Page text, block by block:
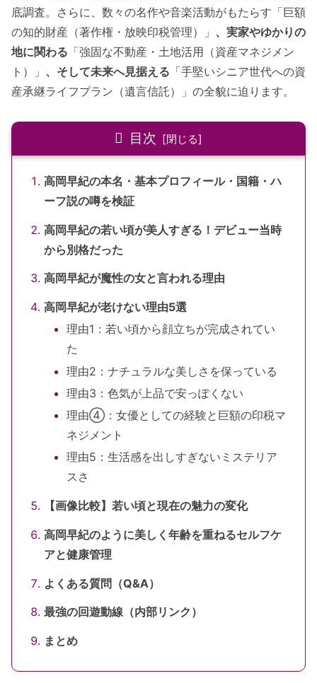
底調査。さらに、数々の名作や音楽活動がもたらす「巨額
の知的財産（著作権・放映印税管理）」 、実家やゆかりの
地に関わる 「強固な不動産・土地活用（資産マネジメン
ト）」 、そして未来へ見据える 「手堅いシニア世代への資
産承継ライフプラン（遺言信託）」の全貌に迫ります。
目次
高岡早紀の本名・基本プロフィール・国籍・ハ
ーフ説の噂を検証
高岡早紀の若い頃が美人すぎる！デビュー当時
から別格だった
高岡早紀が魔性の女と言われる理由
高岡早紀が老けない理由5選
理由1：若い頃から顔立ちが完成されてい
た
理由2：ナチュラルな美しさを保っている
理由3：色気が上品で安っぽくない
理由④：女優としての経験と巨額の印税マ
ネジメント
理由5：生活感を出しすぎないミステリア
スさ
【画像比較】若い頃と現在の魅力の変化
高岡早紀のように美しく年齢を重ねるセルフケ
アと健康管理
よくある質問（Q&A）
最強の回遊動線（内部リンク）
まとめ